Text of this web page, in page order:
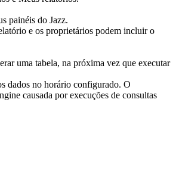
painéis do Jazz.
e os proprietários podem incluir o
uma tabela, na próxima vez que executar
dados no horário configurado. O
causada por execuções de consultas